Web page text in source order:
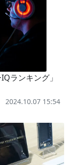
ランキング」
2024.10.07 15:54